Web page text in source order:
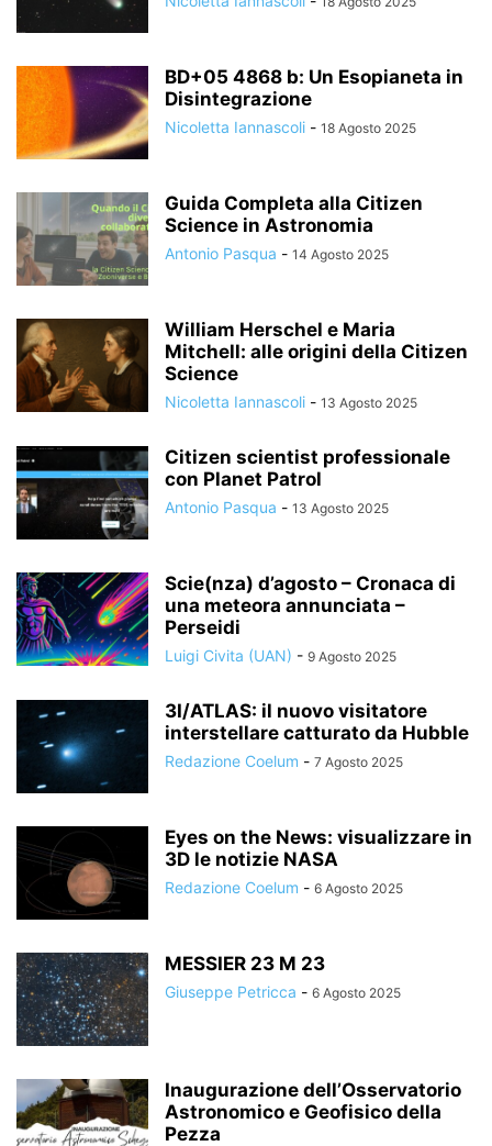
BD+05 4868 b: Un Esopianeta in
Disintegrazione
Nicoletta Iannascoli - 18 Agosto 2025
Guida Completa alla Citizen
Science in Astronomia
Antonio Pasqua - 14 Agosto 2025
William Herschel e Maria
Mitchell: alle origini della Citizen
Science
Nicoletta Iannascoli - 13 Agosto 2025
Citizen scientist professionale
con Planet Patrol
Antonio Pasqua - 13 Agosto 2025
Scie(nza) d’agosto – Cronaca di
una meteora annunciata –
Perseidi
Luigi Civita (UAN) - 9 Agosto 2025
3I/ATLAS: il nuovo visitatore
interstellare catturato da Hubble
Redazione Coelum - 7 Agosto 2025
Eyes on the News: visualizzare in
3D le notizie NASA
Redazione Coelum - 6 Agosto 2025
MESSIER 23 M 23
Giuseppe Petricca - 6 Agosto 2025
Inaugurazione dell’Osservatorio
Astronomico e Geofisico della
Pezza